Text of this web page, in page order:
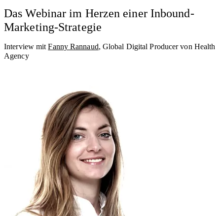
Das Webinar im Herzen einer Inbound-
Marketing-Strategie
Interview mitFanny Rannaud, Global Digital Producer von Health
Agency